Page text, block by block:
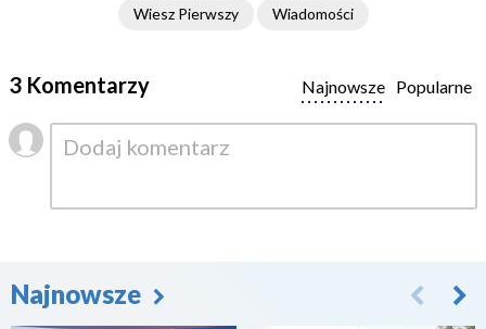
Wiesz Pierwszy Wiadomości
3 Komentarzy Popularne
Najnowsze
Najnowsze